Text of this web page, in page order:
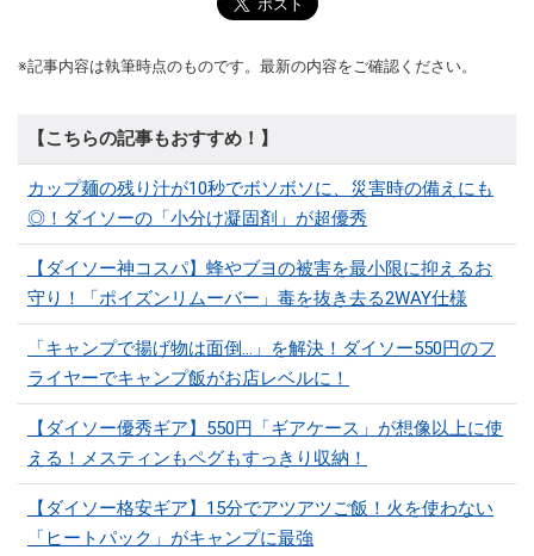
※記事内容は執筆時点のものです。最新の内容をご確認ください。
【こちらの記事もおすすめ！】
カップ麺の残り汁が10秒でボソボソに、災害時の備えにも
◎！ダイソーの「小分け凝固剤」が超優秀
【ダイソー神コスパ】蜂やブヨの被害を最小限に抑えるお
守り！「ポイズンリムーバー」毒を抜き去る2WAY仕様
「キャンプで揚げ物は面倒…」を解決！ダイソー550円のフ
ライヤーでキャンプ飯がお店レベルに！
【ダイソー優秀ギア】550円「ギアケース」が想像以上に使
える！メスティンもペグもすっきり収納！
【ダイソー格安ギア】15分でアツアツご飯！火を使わない
「ヒートパック」がキャンプに最強